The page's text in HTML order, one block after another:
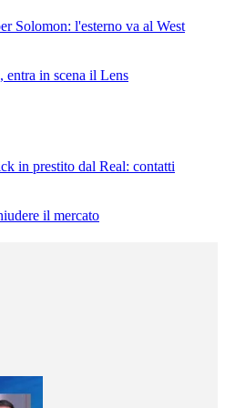
Solomon: l'esterno va al West
in scena il Lens
in prestito dal Real: contatti
il mercato